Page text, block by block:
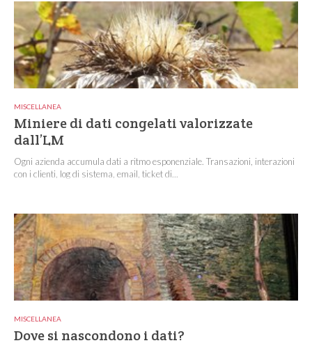
MISCELLANEA
Miniere di dati congelati valorizzate
dall’LM
Ogni azienda accumula dati a ritmo esponenziale. Transazioni, interazioni
con i clienti, log di sistema, email, ticket di...
MISCELLANEA
Dove si nascondono i dati?